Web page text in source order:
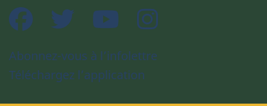
Facebook Twitter YouTube
Abonnez-vous à l’infolettre
Téléchargez l’application